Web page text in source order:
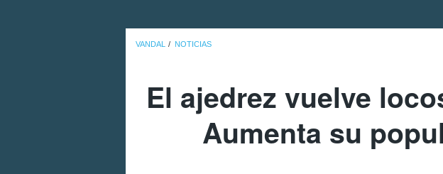
VANDAL NOTICIAS
El ajedrez vuelve
Aumenta su